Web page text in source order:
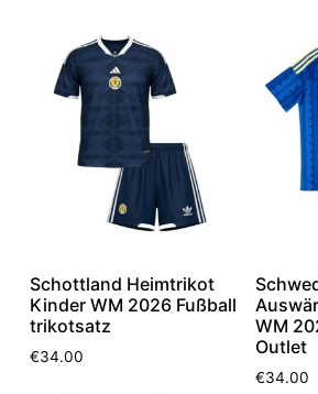
Schottland Heimtrikot
Kinder WM 2026 Fußball
trikotsatz
€34.00
WM
Outlet
€34.00